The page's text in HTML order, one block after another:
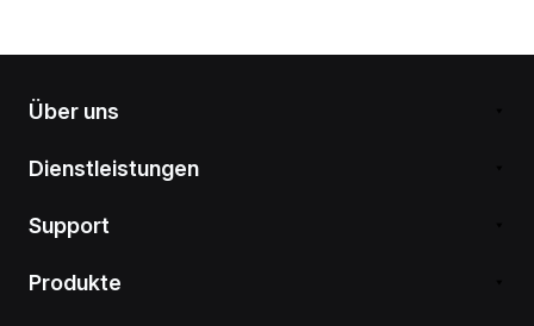
Über uns
Dienstleistungen
Support
Produkte